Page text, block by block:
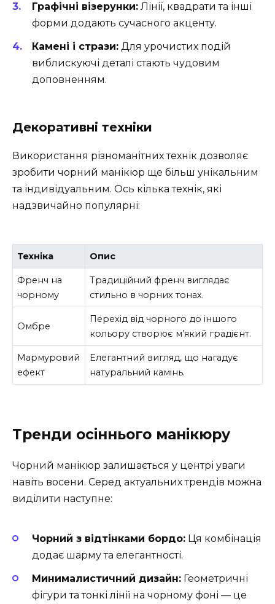
Графічні візерунки: Лінії, квадрати та інші
форми додають сучасного акценту.
Камені і стрази: Для урочистих подій
виблискуючі деталі стають чудовим
доповненням.
Декоративні техніки
Використання різноманітних технік дозволяє
зробити чорний манікюр ще більш унікальним
та індивідуальним. Ось кілька технік, які
надзвичайно популярні:
Техніка Опис
Френч на
чорному
Традиційний френч виглядає
стильно в чорних тонах.
Омбре
Перехід від чорного до іншого
кольору створює м’який градієнт.
Мармуровий
ефект
Елегантний вигляд, що нагадує
натуральний камінь.
Тренди осіннього манікюру
Чорний манікюр залишається у центрі уваги
навіть восени. Серед актуальних трендів можна
виділити наступне:
Чорний з відтінками бордо: Ця комбінація
додає шарму та елегантності.
Минималистичний дизайн: Геометричні
фігури та тонкі лінії на чорному фоні — це